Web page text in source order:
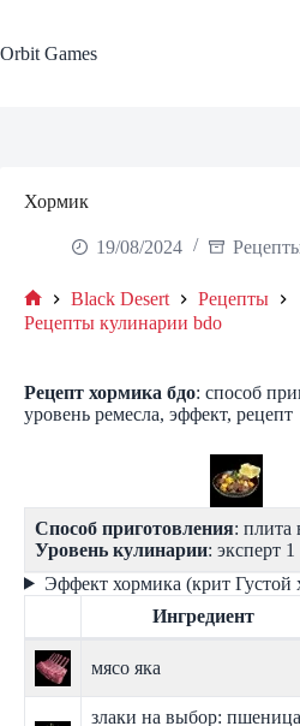
content
Orbit Games
Хормик
19/08/2024
Home
Black Desert
Рецепты
Рецепты кулинарии bdo
Рецепт хормика бдо: способ
уровень ремесла, эффект, рецепт
Способ приготовления: плита
Уровень кулинарии: эксперт 1
Эффект хормика (крит Густой
Ингредиент
мясо яка
злаки на выбор: